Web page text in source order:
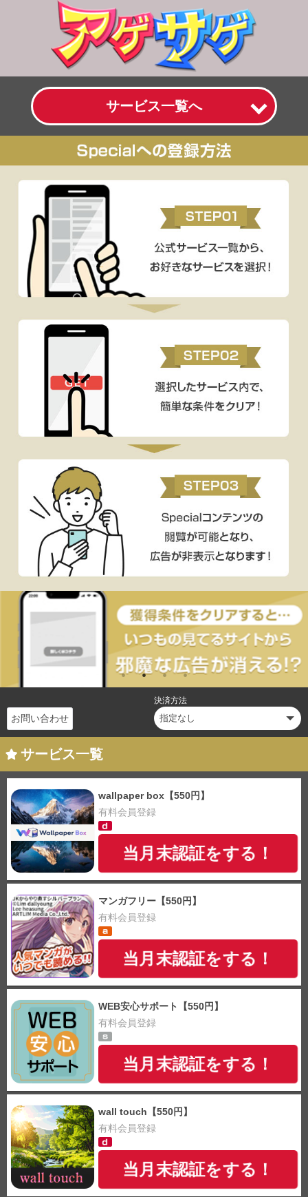
サービス一覧へ
お問い合わせ
決済方法
サービス一覧
wallpaper box【550円】
有料会員登録
当月末認証をする！
マンガフリー【550円】
有料会員登録
当月末認証をする！
WEB安心サポート【550円】
有料会員登録
当月末認証をする！
wall touch【550円】
有料会員登録
当月末認証をする！